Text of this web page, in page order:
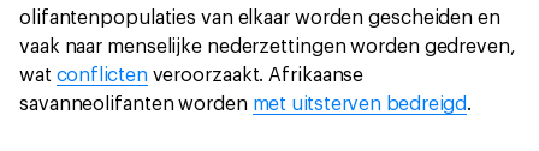
olifantenpopulaties van elkaar worden gescheiden en
vaak naar menselijke nederzettingen worden gedreven,
wat conflictenveroorzaakt. Afrikaanse
savanneolifanten worden met uitsterven bedreigd.